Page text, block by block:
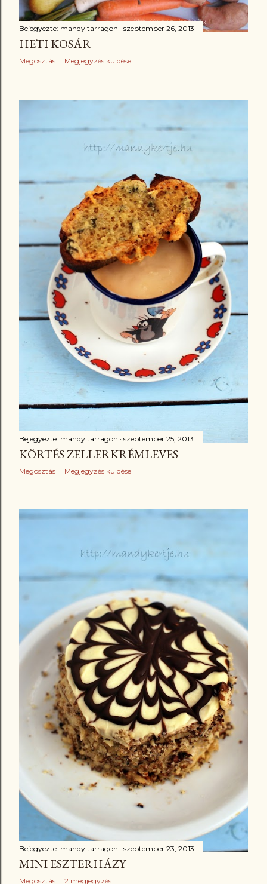
Bejegyezte: mandy tarragon szeptember 26, 2013
HETI KOSÁR
Megosztás Megjegyzés küldése
Bejegyezte: mandy tarragon szeptember 25, 2013
KÖRTÉS ZELLERKRÉMLEVES
Megosztás Megjegyzés küldése
Bejegyezte: mandy tarragon szeptember 23, 2013
MINI ESZTERHÁZY
Megosztás 2 megjegyzés